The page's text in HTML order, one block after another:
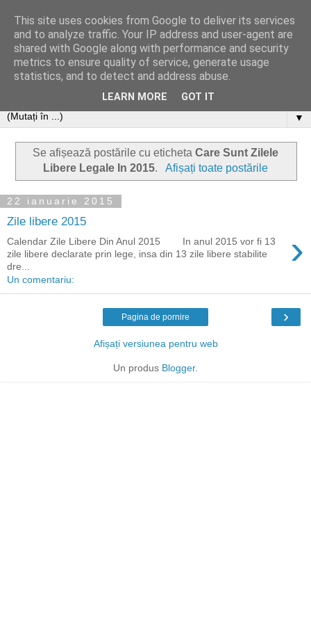
▼
Se afișează postările cu eticheta Care Sunt Zilele
Libere Legale In 2015. Afișați toate postările
22 ianuarie 2015
Zile libere 2015
›
Calendar Zile Libere Din Anul 2015 In anul 2015 vor fi 13
zile libere declarate prin lege, insa din 13 zile libere stabilite
dre...
Un comentariu:
›
Pagina de pornire
Afișați versiunea pentru web
Un produs Blogger.
This site uses cookies from Google to deliver its services
and to analyze traffic. Your IP address and user-agent are
shared with Google along with performance and security
metrics to ensure quality of service, generate usage
statistics, and to detect and address abuse.
LEARN MORE GOT IT